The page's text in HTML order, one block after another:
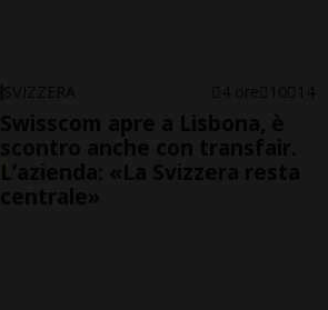
SVIZZERA 4 ore 10 14
Swisscom apre a Lisbona, è
scontro anche con transfair.
L’azienda: «La Svizzera resta
centrale»